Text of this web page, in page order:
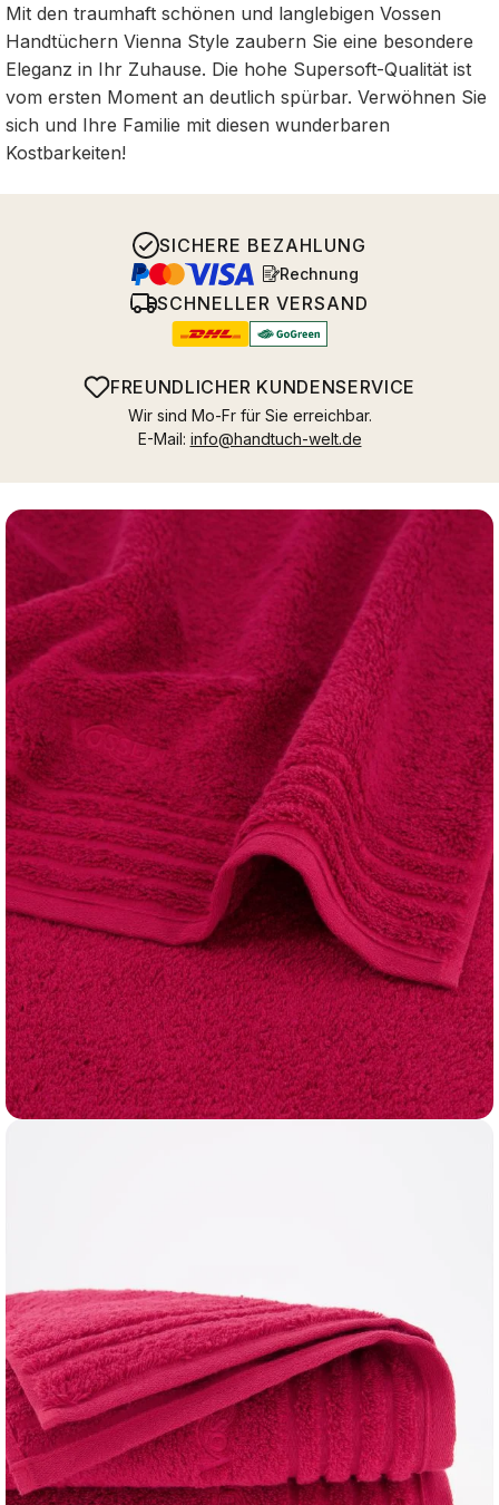
Mit den traumhaft schönen und langlebigen Vossen
Handtüchern Vienna Style zaubern Sie eine besondere
Eleganz in Ihr Zuhause. Die hohe Supersoft-Qualität ist
vom ersten Moment an deutlich spürbar. Verwöhnen Sie
sich und Ihre Familie mit diesen wunderbaren
Kostbarkeiten!
SICHERE BEZAHLUNG
Rechnung
SCHNELLER VERSAND
FREUNDLICHER KUNDENSERVICE
Wir sind Mo-Fr für Sie erreichbar.
E-Mail: info@handtuch-welt.de